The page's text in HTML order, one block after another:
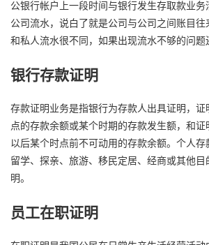
公银行帐户上一段时间与银行发生存取款业
公司流水，说白了就是公司与公司之间账目
和私人流水很不同，如果出现流水不够的问题
银行存款证明
存款证明业务是指银行为存款人出具证明，
点的存款余额或某个时期的存款发生额，和
以后某个时点前不可动用的存款余额。个人
留学、探亲、旅游、移民定居、经商或其他
明。
员工在职证明